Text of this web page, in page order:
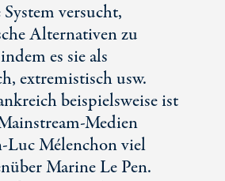
versucht,
Alternativen zu
es sie als
extremistisch usw.
beispielsweise ist
Medien
Luc Mélenchon viel
Marine Le Pen.